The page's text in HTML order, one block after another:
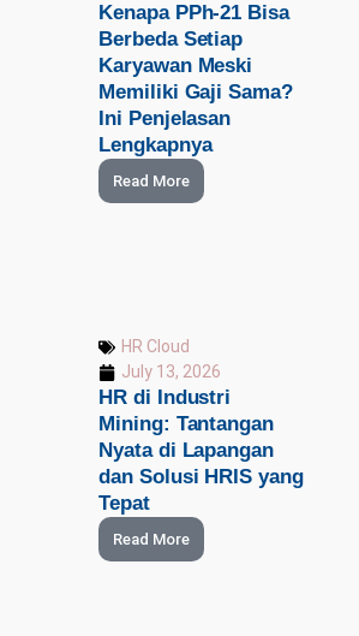
Kenapa PPh-21 Bisa
Berbeda Setiap
Karyawan Meski
Memiliki Gaji Sama?
Ini Penjelasan
Lengkapnya
Read More
HR Cloud
July 13, 2026
HR di Industri
Mining: Tantangan
Nyata di Lapangan
dan Solusi HRIS yang
Tepat
Read More